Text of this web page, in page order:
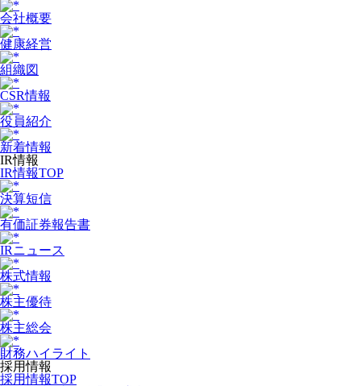
会社概要
健康経営
組織図
CSR情報
役員紹介
新着情報
IR情報
IR情報TOP
決算短信
有価証券報告書
IRニュース
株式情報
株主優待
株主総会
財務ハイライト
採用情報
採用情報TOP